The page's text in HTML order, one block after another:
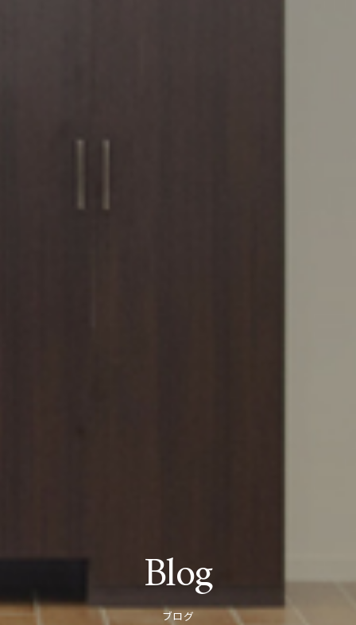
Blog
ブログ